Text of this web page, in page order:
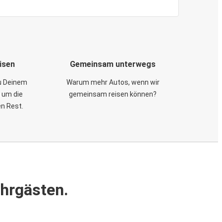
Deinem
die
Rest.
Gemeinsam unterwegs
Warum mehr Autos, wenn wir
gemeinsam reisen können?